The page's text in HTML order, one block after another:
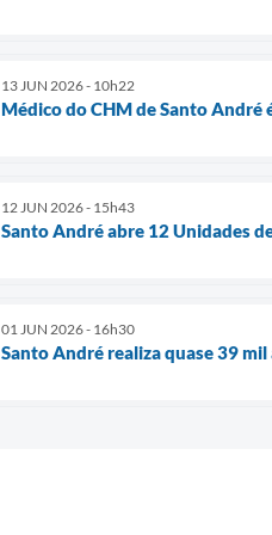
13 JUN 2026 - 10h22
Médico do CHM de Santo
12 JUN 2026 - 15h43
Santo André abre 12 Unidades
01 JUN 2026 - 16h30
Santo André realiza quase 39